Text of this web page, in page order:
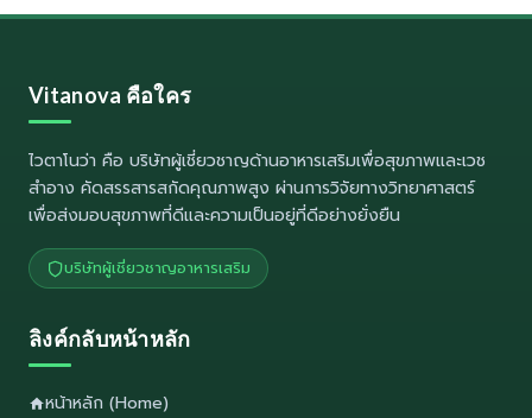
Vitanova คือใคร
ไวตาโนว่า คือ บริษัทผู้เชี่ยวชาญด้านอาหารเสริมเพื่อสุขภาพและเวช
สำอาง คัดสรรสารสกัดคุณภาพสูง ผ่านการวิจัยทางวิทยาศาสตร์
เพื่อส่งมอบสุขภาพที่ดีและความเป็นอยู่ที่ดีอย่างยั่งยืน
บริษัทผู้เชี่ยวชาญอาหารเสริม
ลิงค์กลับหน้าหลัก
หน้าหลัก (Home)